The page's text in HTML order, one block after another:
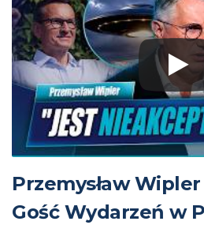
Przemysław
Gość Wydarzeń w